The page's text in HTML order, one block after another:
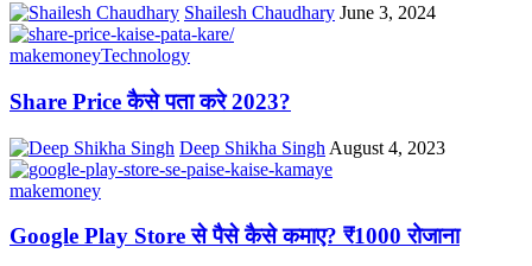
Shailesh Chaudhary June 3, 2024
makemoneyTechnology
Share Price कैसे पता करे 2023?
Deep Shikha Singh August 4, 2023
makemoney
Google Play Store से पैसे कैसे कमाए? ₹1000 रोजाना